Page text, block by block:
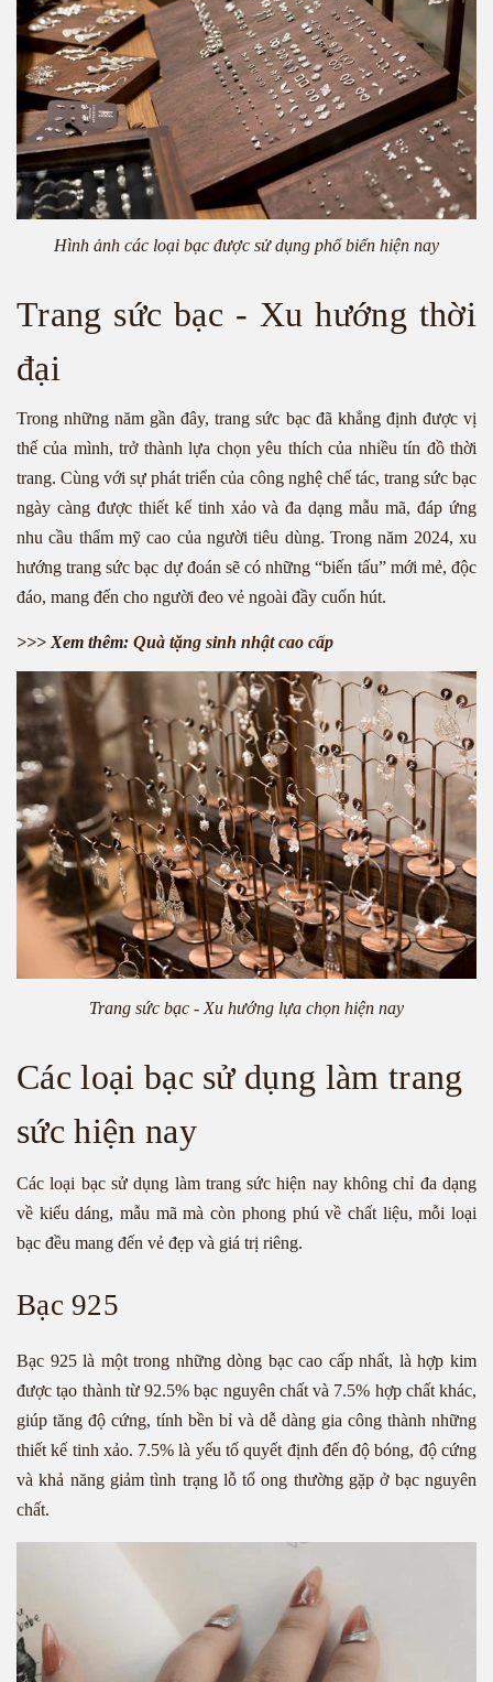
Hình ảnh các loại bạc được sử dụng phổ biến hiện nay
Trang sức bạc - Xu hướng thời
đại
Trong những năm gần đây, trang sức bạc đã khẳng định được vị
thế của mình, trở thành lựa chọn yêu thích của nhiều tín đồ thời
trang. Cùng với sự phát triển của công nghệ chế tác, trang sức bạc
ngày càng được thiết kế tinh xảo và đa dạng mẫu mã, đáp ứng
nhu cầu thẩm mỹ cao của người tiêu dùng. Trong năm 2024, xu
hướng trang sức bạc dự đoán sẽ có những “biến tấu” mới mẻ, độc
đáo, mang đến cho người đeo vẻ ngoài đầy cuốn hút.
>>> Xem thêm: Quà tặng sinh nhật cao cấp
Trang sức bạc - Xu hướng lựa chọn hiện nay
Các loại bạc sử dụng làm trang
sức hiện nay
Các loại bạc sử dụng làm trang sức hiện nay không chỉ đa dạng
về kiểu dáng, mẫu mã mà còn phong phú về chất liệu, mỗi loại
bạc đều mang đến vẻ đẹp và giá trị riêng.
Bạc 925
Bạc 925 là một trong những dòng bạc cao cấp nhất, là hợp kim
được tạo thành từ 92.5% bạc nguyên chất và 7.5% hợp chất khác,
giúp tăng độ cứng, tính bền bỉ và dễ dàng gia công thành những
thiết kế tinh xảo. 7.5% là yếu tố quyết định đến độ bóng, độ cứng
và khả năng giảm tình trạng lỗ tổ ong thường gặp ở bạc nguyên
chất.